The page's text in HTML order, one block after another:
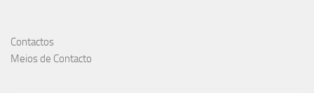
Contactos
Meios de Contacto